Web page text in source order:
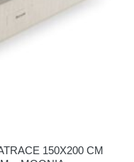
150X200 CM